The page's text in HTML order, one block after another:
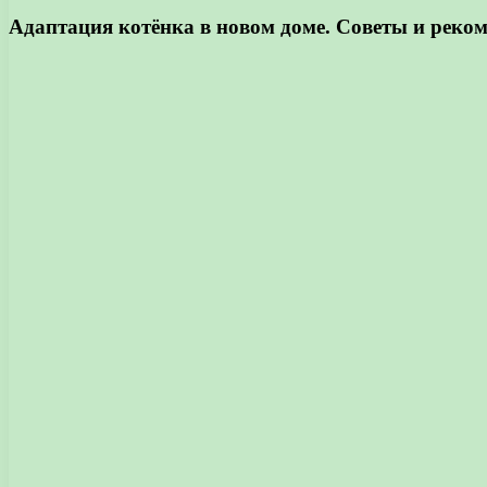
Адаптация котёнка в новом доме. Советы и